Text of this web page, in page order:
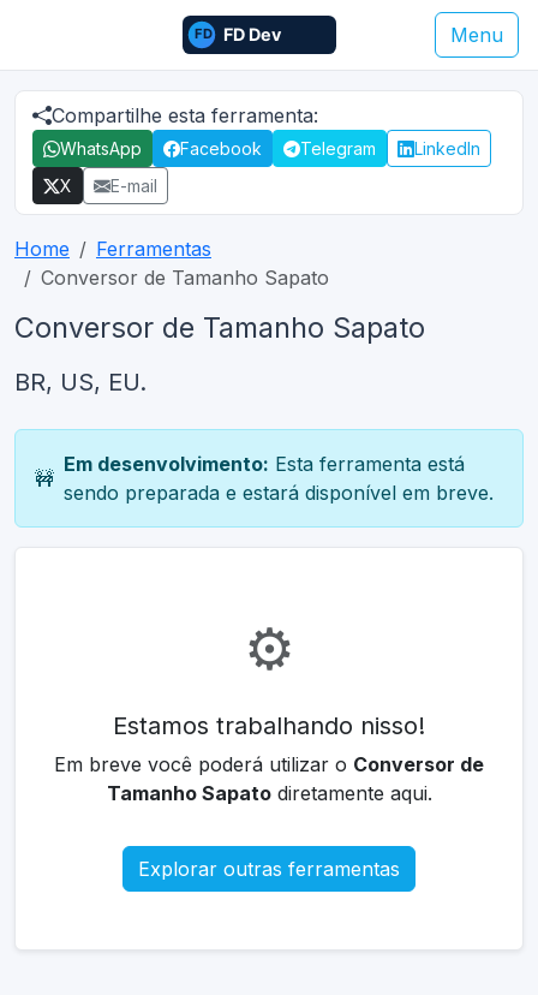
Menu
Compartilhe esta ferramenta:
WhatsApp Facebook Telegram
LinkedIn
X
E-mail
Home
Ferramentas
Conversor de Tamanho Sapato
Conversor de Tamanho Sapato
BR, US, EU.
🚧
Em desenvolvimento: Esta ferramenta está
sendo preparada e estará disponível em breve.
⚙️
Estamos trabalhando nisso!
Em breve você poderá utilizar o Conversor de
Tamanho Sapatodiretamente aqui.
Explorar outras ferramentas